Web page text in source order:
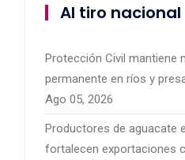
Al tiro nacional
Protección Civil mantiene
permanente en ríos y
Michoacán por temporal de
Ago 05, 2026
Productores de aguacate
fortalecen exportaciones